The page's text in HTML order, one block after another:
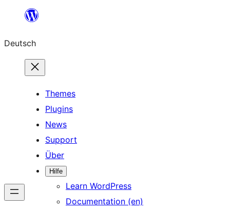
springen
Deutsch
Themes
Plugins
News
Support
Über
Hilfe
Learn WordPress
Documentation (en)